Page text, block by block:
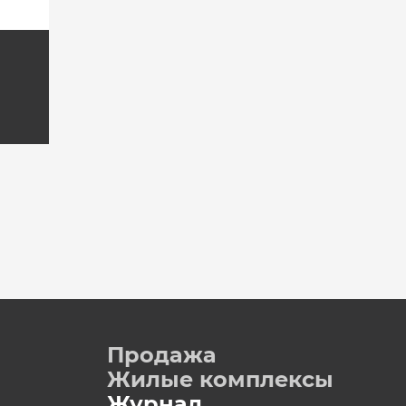
Продажа
Жилые комплексы